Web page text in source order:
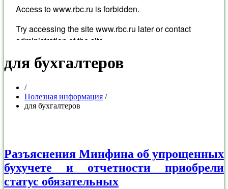
для бухгалтеров
/
Полезная информация /
для бухгалтеров
Разъяснения Минфина об упрощенных
бухучете и отчетности приобрели
статус обязательных